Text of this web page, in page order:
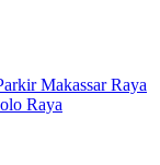
Makassar Raya
Raya